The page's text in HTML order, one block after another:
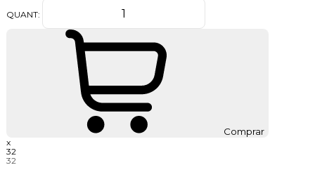
QUANT:
Comprar
x
32
32